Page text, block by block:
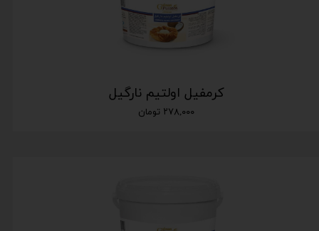
کرمفیل اولتیم نارگیل
۲۷۸,۰۰۰ تومان